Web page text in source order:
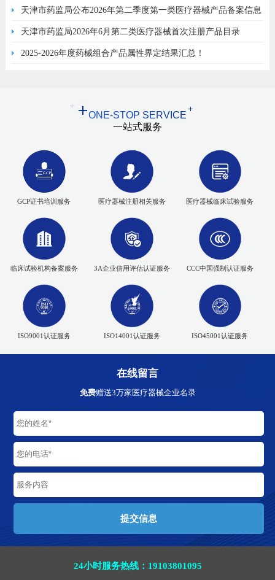
天津市药监局公布2026年第二季度第一类医疗器械产品备案信息
天津市药监局2026年6月第二类医疗器械首次注册产品目录
2025-2026年度药械组合产品属性界定结果汇总！
ONE-STOP SERVICE
一站式服务
GCP证书培训服务 医疗器械注册相关服务 医疗器械临床试验服务
临床试验机构备案服务 3A企业信用评估认证服务 CCC中国强制认证服务
ISO9001认证服务 ISO14001认证服务 ISO45001认证服务
在线留言
免费赠送3万家医疗器械企业名录
24小时服务热线：19103801095